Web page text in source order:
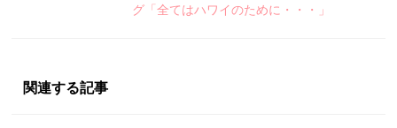
グ「全てはハワイのために・・・」
関連する記事